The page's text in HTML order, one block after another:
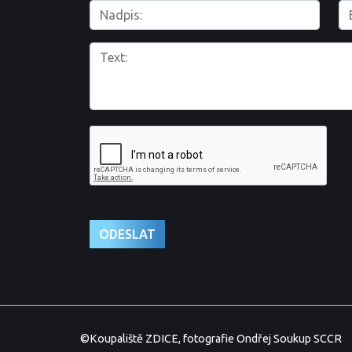
©Koupaliště ZDICE, fotografie Ondřej Soukup SCCR